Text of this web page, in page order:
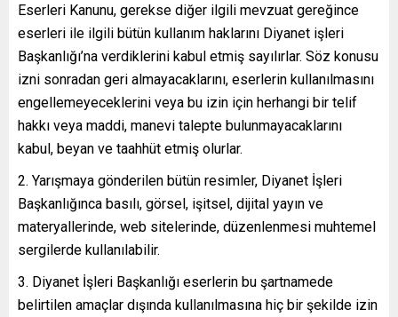
Eserleri Kanunu, gerekse diğer ilgili mevzuat gereğince
eserleri ile ilgili bütün kullanım haklarını Diyanet işleri
Başkanlığı’na verdiklerini kabul etmiş sayılırlar. Söz konusu
izni sonradan geri almayacaklarını, eserlerin kullanılmasını
engellemeyeceklerini veya bu izin için herhangi bir telif
hakkı veya maddi, manevi talepte bulunmayacaklarını
kabul, beyan ve taahhüt etmiş olurlar.
Yarışmaya gönderilen bütün resimler, Diyanet İşleri
Başkanlığınca basılı, görsel, işitsel, dijital yayın ve
materyallerinde, web sitelerinde, düzenlenmesi muhtemel
sergilerde kullanılabilir.
Diyanet İşleri Başkanlığı eserlerin bu şartnamede
belirtilen amaçlar dışında kullanılmasına hiç bir şekilde izin